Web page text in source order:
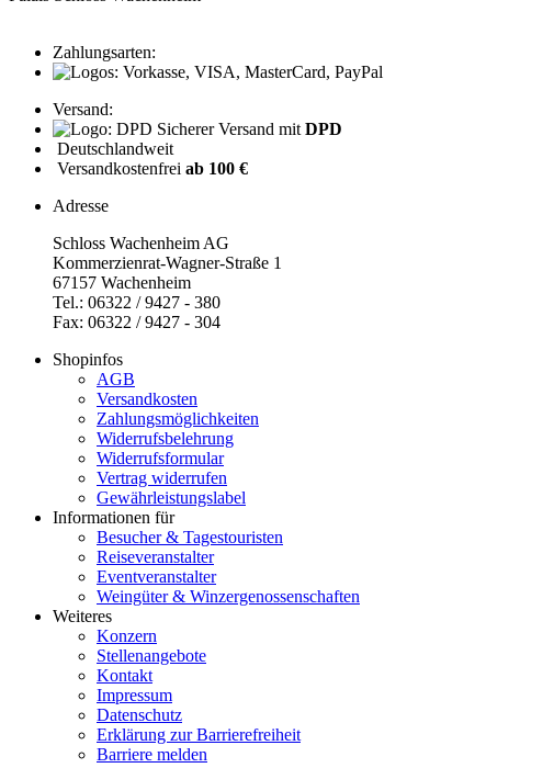
Zahlungsarten:
Versand:
Sicherer Versand mit DPD
Deutschlandweit
Versandkostenfrei ab 100 €
Adresse
Schloss Wachenheim AG
Kommerzienrat-Wagner-Straße 1
67157 Wachenheim
Tel.: 06322 / 9427 - 380
Fax: 06322 / 9427 - 304
Shopinfos
AGB
Versandkosten
Zahlungsmöglichkeiten
Widerrufsbelehrung
Widerrufsformular
Vertrag widerrufen
Gewährleistungslabel
Informationen für
Besucher & Tagestouristen
Reiseveranstalter
Eventveranstalter
Weingüter & Winzergenossenschaften
Weiteres
Konzern
Stellenangebote
Kontakt
Impressum
Datenschutz
Erklärung zur Barrierefreiheit
Barriere melden